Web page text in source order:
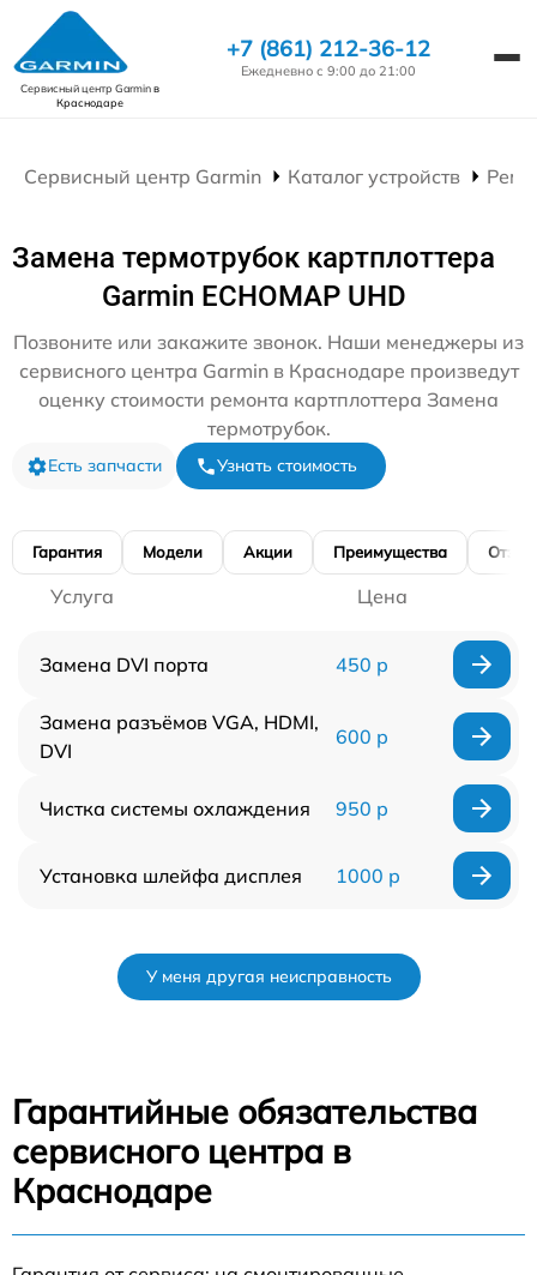
Сервисный центр Garminв
Краснодаре
+7 (861) 212-36-12
Ежедневно с 9:00 до 21:00
Сервисный центр Garmin Каталог устройств
Замена термотрубок картплоттера
Garmin ECHOMAP UHD
Позвоните или закажите звонок. Наши менеджеры из
сервисного центра Garmin в Краснодаре произведут
оценку стоимости ремонта картплоттера Замена
термотрубок.
Есть запчасти Узнать стоимость
Гарантия Модели Акции Преимущества
Услуга Цена
Замена DVI порта 450 р
Замена разъёмов VGA, HDMI,
DVI
600 р
Чистка системы охлаждения 950 р
Установка шлейфа дисплея 1000 р
У меня другая неисправность
Гарантийные обязательства
сервисного центра в
Краснодаре